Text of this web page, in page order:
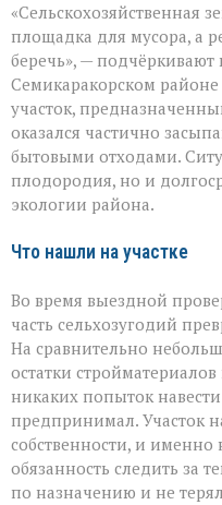
«Сельскохозяйственная
площадка для мусора, а
беречь», — подчёркивают
Семикаракорском
участок,
оказался частично
бытовыми отходами.
плодородия, но и
экологии района.
Что нашли на участке
Во время выездной
часть сельхозугодий
На сравнительно
остатки
никаких попыток
предпринимал. Участок
собственности, и именно
обязанность следить за
по назначению и не